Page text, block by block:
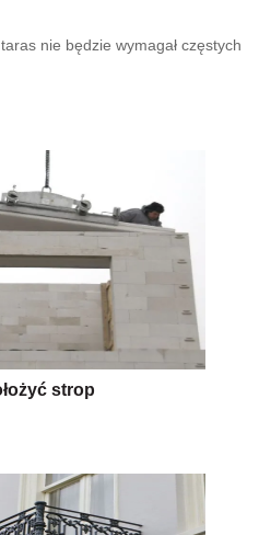
nie będzie wymagał częstych
strop